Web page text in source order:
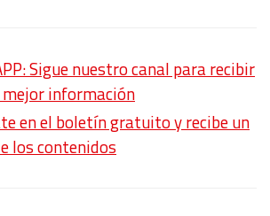
Sigue nuestro canal para recibir
información
en el boletín gratuito y recibe un
los contenidos